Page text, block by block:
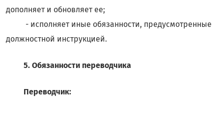
дополняет и обновляет ее;
- исполняет иные обязанности, предусмотренные
должностной инструкцией.
5. Обязанности переводчика
Переводчик: